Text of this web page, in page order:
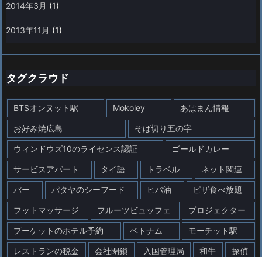
2014年3月 (1)
2013年11月 (1)
タグクラウド
BTSオンヌット駅 Mokoley あぱまん情報
お好み焼広島 そば切り五の字
ウィンドウズ10のライセンス認証 ゴールドカレー
サービスアパート タイ語 トラベル ネット関連
バー パタヤのシーフード ヒバ油 ピザ食べ放題
フットマッサージ フルーツビュッフェ プロジェクター
プーケットのホテル予約 ベトナム モーチット駅
レストランの税金 会社閉鎖 入国管理局 和牛 探偵